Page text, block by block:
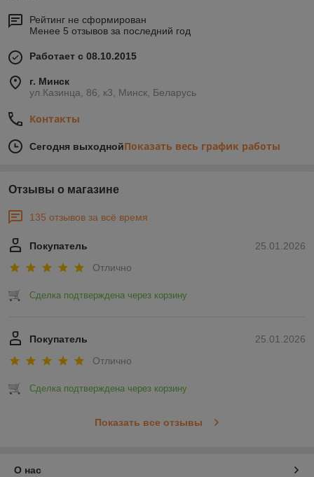
Рейтинг не сформирован
Менее 5 отзывов за последний год
Работает с 08.10.2015
г. Минск
ул.Казинца, 86, к3, Минск, Беларусь
Контакты
Сегодня выходнойПоказать весь график работы
Отзывы о магазине
135 отзывов за всё время
25.01.2026
Покупатель
Отлично
Сделка подтверждена через корзину
25.01.2026
Покупатель
Отлично
Сделка подтверждена через корзину
Показать все отзывы
О нас